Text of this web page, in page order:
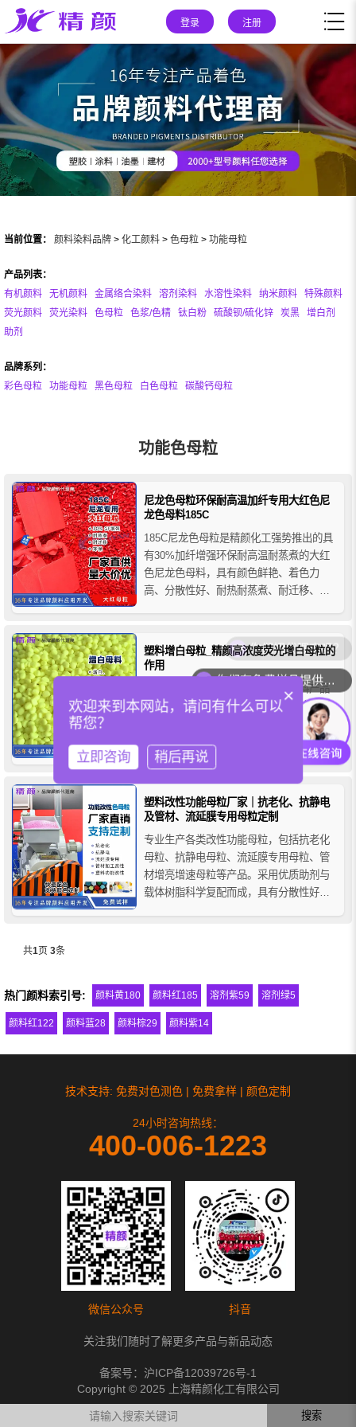
登录 注册
当前位置： 颜料染料品牌 > 化工颜料 > 色母粒 > 功能母粒
产品列表：
有机颜料
无机颜料 金属络合染料 溶剂染料 水溶性染料 纳米颜料
特殊颜料
荧光颜料
荧光染料 色母粒 色浆/色精 钛白粉 硫酸钡/硫化锌 炭黑
增白剂
助剂
品牌系列：
彩色母粒
功能母粒 黑色母粒 白色母粒 碳酸钙母粒
功能色母粒
尼龙色母粒环保耐高温加纤专用大红色尼
龙色母料185C
185C尼龙色母粒是精颜化工强势推出的具
有30%加纤增强环保耐高温耐蒸煮的大红
色尼龙色母料，具有颜色鲜艳、着色力
高、分散性好、耐热耐蒸煮、耐迁移、耐
的产品着色。
塑料增白母粒_精颜高浓度荧光增白母粒的
作用
增白母粒又称荧光增白母粒，是塑料产品
上应用的一种添加助剂，增白母粒的作用
就是主要起到将各类塑料的颜色增白、增
亮和去黄光等功能，使其制品焕然一新，
给制品一种全新的感觉。我司生产的高浓
其他原料组合经过特殊工艺加工而成，主
要以PE、PP等材料为载体，也可根据载
塑料改性功能母粒厂家｜抗老化、抗静电
及管材、流延膜专用母粒定制
专业生产各类改性功能母粒，包括抗老化
母粒、抗静电母粒、流延膜专用母粒、管
材增亮增速母粒等产品。采用优质助剂与
载体树脂科学复配而成，具有分散性好、
共1页 3条
热门颜料索引号: 颜料黄180 颜料红185 溶剂紫59 溶剂绿5
颜料红122 颜料蓝28 颜料棕29 颜料紫14
技术支持: 免费对色测色 | 免费拿样 | 颜色定制
24小时咨询热线：
400-006-1223
微信公众号 抖音
关注我们随时了解更多产品与新品动态
备案号： 沪ICP备12039726号-1
Copyright © 2025 上海精颜化工有限公司
搜索
你们有免费样品提供吗？
你们招代理商吗？
×
欢迎来到本网站，请问有什么可以
帮您？
立即咨询 稍后再说